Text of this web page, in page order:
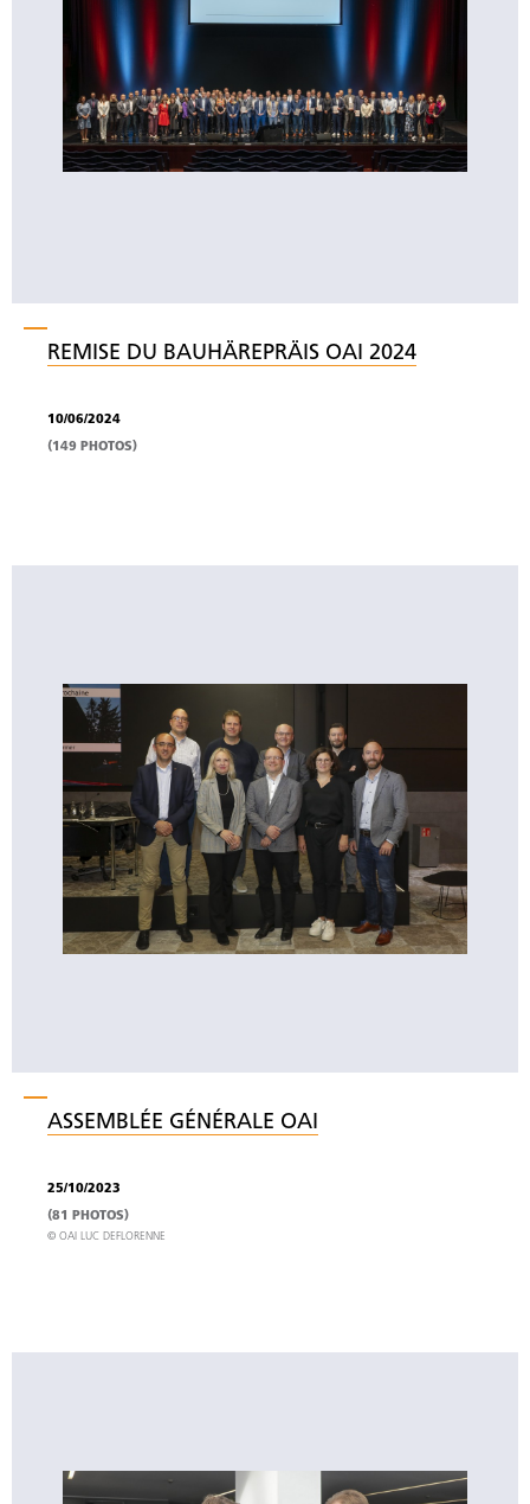
REMISE DU BAUHÄREPRÄIS OAI 2024
10/06/2024
(149 PHOTOS)
ASSEMBLÉE GÉNÉRALE OAI
25/10/2023
(81 PHOTOS)
© OAI LUC DEFLORENNE